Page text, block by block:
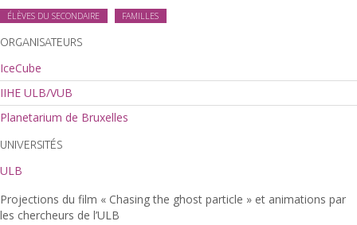
ÉLÈVES DU SECONDAIRE FAMILLES
ORGANISATEURS
IceCube
IIHE ULB/VUB
Planetarium de Bruxelles
UNIVERSITÉS
ULB
Projections du film « Chasing the ghost particle » et animations par
les chercheurs de l’ULB